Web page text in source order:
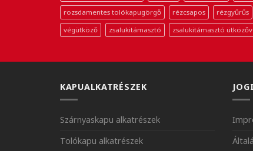
rozsdamentes tolókapugörgő
rézcsapos rézgyűrűs
végütköző
zsalukitámasztó zsalukitámasztó
KAPUALKATRÉSZEK
Szárnyaskapu alkatrészek
Tolókapu alkatrészek